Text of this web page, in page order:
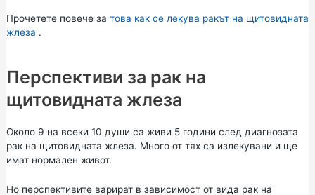
Прочетете повече за това как се лекува ракът на щитовидната
жлеза .
Перспективи за рак на
щитовидната жлеза
Около 9 на всеки 10 души са живи 5 години след диагнозата
рак на щитовидната жлеза. Много от тях са излекувани и ще
имат нормален живот.
Но перспективите варират в зависимост от вида рак на